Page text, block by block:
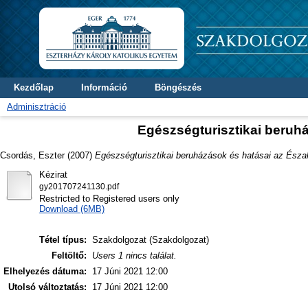
Kezdőlap Információ
Böngészés
Adminisztráció
Egészségturisztikai
Csordás, Eszter(2007) Egészségturisztikai beruházások és hatásai az
Kézirat
gy201707241130.pdf
Restricted to Registered users only
Download (6MB)
Tétel típus: Szakdolgozat (Szakdolgozat)
Feltöltő:
Users 1 nincs találat.
Elhelyezés dátuma:
17 Júni 2021 12:00
Utolsó változtatás:
17 Júni 2021 12:00